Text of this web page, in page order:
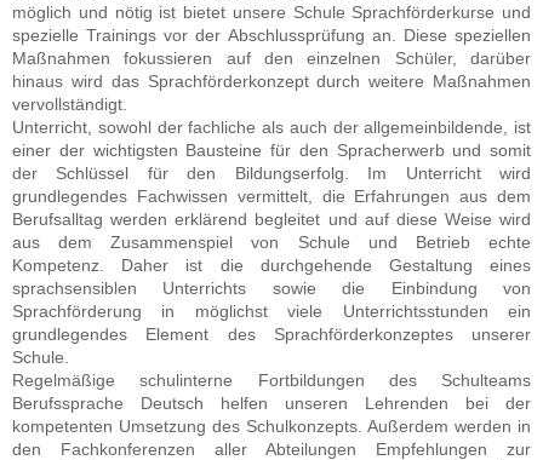
möglich und nötig ist bietet unsere Schule Sprachförderkurse und
spezielle Trainings vor der Abschlussprüfung an. Diese speziellen
Maßnahmen fokussieren auf den einzelnen Schüler, darüber
hinaus wird das Sprachförderkonzept durch weitere Maßnahmen
vervollständigt.
Unterricht, sowohl der fachliche als auch der allgemeinbildende, ist
einer der wichtigsten Bausteine für den Spracherwerb und somit
der Schlüssel für den Bildungserfolg. Im Unterricht wird
grundlegendes Fachwissen vermittelt, die Erfahrungen aus dem
Berufsalltag werden erklärend begleitet und auf diese Weise wird
aus dem Zusammenspiel von Schule und Betrieb echte
Kompetenz. Daher ist die durchgehende Gestaltung eines
sprachsensiblen Unterrichts sowie die Einbindung von
Sprachförderung in möglichst viele Unterrichtsstunden ein
grundlegendes Element des Sprachförderkonzeptes unserer
Schule.
Regelmäßige schulinterne Fortbildungen des Schulteams
Berufssprache Deutsch helfen unseren Lehrenden bei der
kompetenten Umsetzung des Schulkonzepts. Außerdem werden in
den Fachkonferenzen aller Abteilungen Empfehlungen zur